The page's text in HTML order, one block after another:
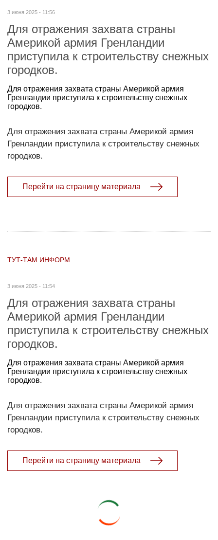
3 июня 2025 - 11:56
Для отражения захвата страны
Америкой армия Гренландии
приступила к строительству снежных
городков.
Для отражения захвата страны Америкой армия
Гренландии приступила к строительству снежных
городков.
Для отражения захвата страны Америкой армия
Гренландии приступила к строительству снежных
городков.
Перейти на страницу материала
ТУТ-ТАМ ИНФОРМ
3 июня 2025 - 11:54
Для отражения захвата страны
Америкой армия Гренландии
приступила к строительству снежных
городков.
Для отражения захвата страны Америкой армия
Гренландии приступила к строительству снежных
городков.
Для отражения захвата страны Америкой армия
Гренландии приступила к строительству снежных
городков.
Перейти на страницу материала